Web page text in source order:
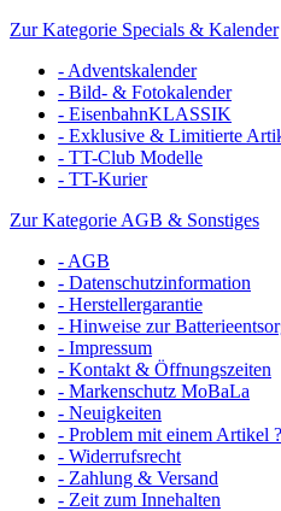
Zur Kategorie Specials & Kalender
- Adventskalender
- Bild- & Fotokalender
- EisenbahnKLASSIK
- Exklusive & Limitierte
- TT-Club Modelle
- TT-Kurier
Zur Kategorie AGB & Sonstiges
- AGB
- Datenschutzinformation
- Herstellergarantie
- Hinweise zur
- Impressum
- Kontakt & Öffnungszeiten
- Markenschutz MoBaLa
- Neuigkeiten
- Problem mit einem Artikel ?
- Widerrufsrecht
- Zahlung & Versand
- Zeit zum Innehalten